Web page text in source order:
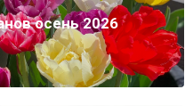
осень 2026